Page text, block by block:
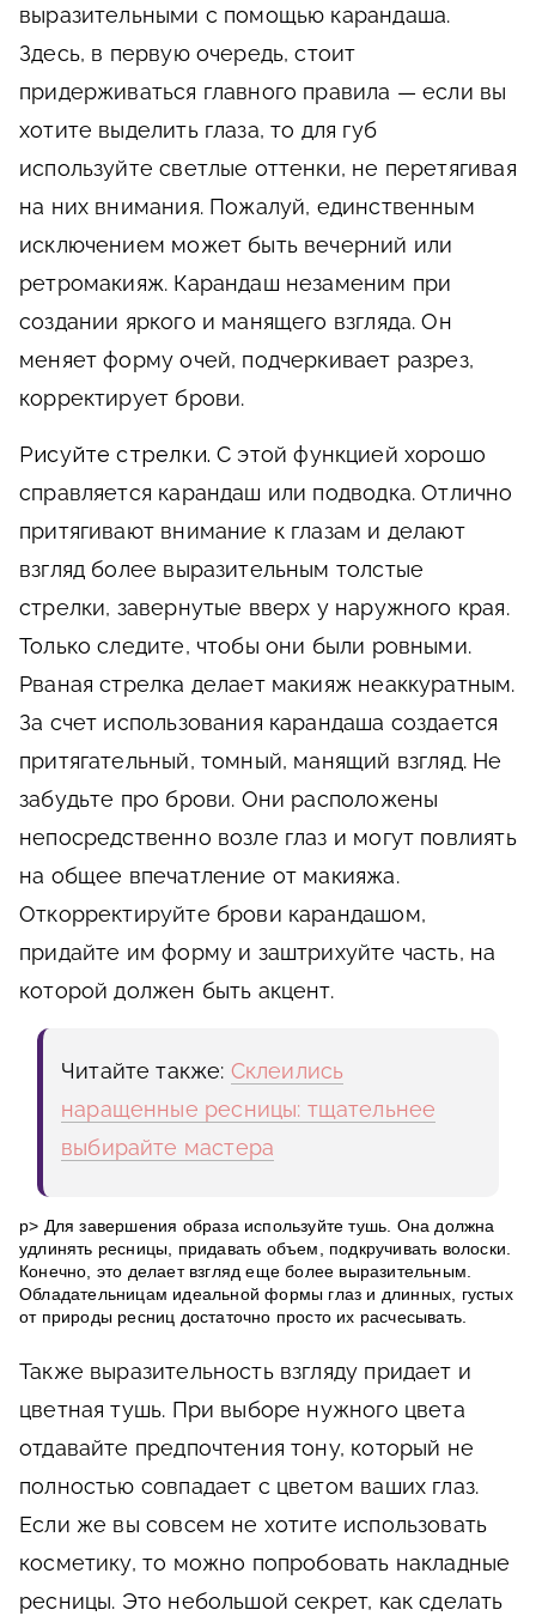
выразительными с помощью карандаша.
Здесь, в первую очередь, стоит
придерживаться главного правила — если вы
хотите выделить глаза, то для губ
используйте светлые оттенки, не перетягивая
на них внимания. Пожалуй, единственным
исключением может быть вечерний или
ретромакияж. Карандаш незаменим при
создании яркого и манящего взгляда. Он
меняет форму очей, подчеркивает разрез,
корректирует брови.
Рисуйте стрелки.С этой функцией хорошо
справляется карандаш или подводка. Отлично
притягивают внимание к глазам и делают
взгляд более выразительным толстые
стрелки, завернутые вверх у наружного края.
Только следите, чтобы они были ровными.
Рваная стрелка делает макияж неаккуратным.
За счет использования карандаша создается
притягательный, томный, манящий взгляд. Не
забудьте про брови. Они расположены
непосредственно возле глаз и могут повлиять
на общее впечатление от макияжа.
Откорректируйте брови карандашом,
придайте им форму и заштрихуйте часть, на
которой должен быть акцент.
Читайте также: Склеились
наращенные ресницы: тщательнее
выбирайте мастера
p> Для завершения образа используйте тушь. Она должна
удлинять ресницы, придавать объем, подкручивать волоски.
Конечно, это делает взгляд еще более выразительным.
Обладательницам идеальной формы глаз и длинных, густых
от природы ресниц достаточно просто их расчесывать.
Также выразительность взгляду придает и
цветная тушь. При выборе нужного цвета
отдавайте предпочтения тону, который не
полностью совпадает с цветом ваших глаз.
Если же вы совсем не хотите использовать
косметику, то можно попробовать накладные
ресницы. Это небольшой секрет, как сделать